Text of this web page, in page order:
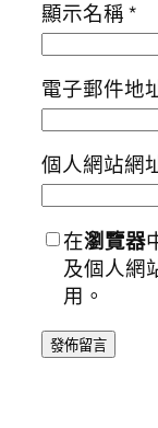
顯示名稱*
電子郵件地
個人網站網
在瀏覽器
及個人網
用。